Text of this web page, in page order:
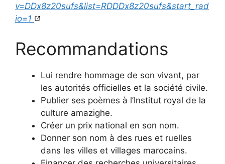
v=DDx8z20sufs&list=RDDDx8z20sufs&start_rad
io=1
Recommandations
Lui rendre hommage de son vivant, par
les autorités officielles et la société civile.
Publier ses poèmes à l’Institut royal de la
culture amazighe.
Créer un prix national en son nom.
Donner son nom à des rues et ruelles
dans les villes et villages marocains.